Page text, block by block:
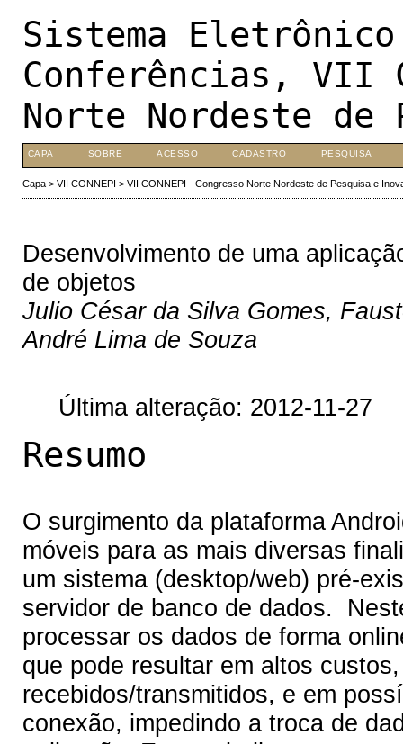
Sistema
Conferências, VII
Norte Nordeste de
CAPA SOBRE ACESSO CADASTRO PESQUISA
Capa> VII CONNEPI > VII CONNEPI - Congresso Norte Nordeste de Pesquisa e
Desenvolvimento de uma
de objetos
Julio César da Silva Gomes,
André Lima de Souza
Última alteração: 2012-11-27
Resumo
O surgimento da plataforma
móveis para as mais diversas
um sistema (desktop/web) pré-
servidor de banco de dados.
processar os dados de forma
que pode resultar em altos
recebidos/transmitidos, e em
conexão, impedindo a troca de